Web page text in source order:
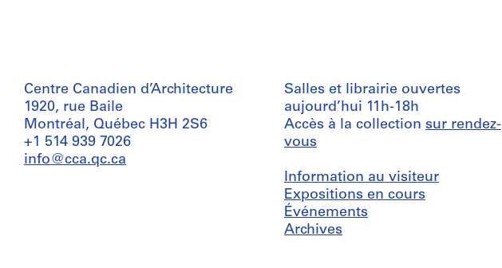
Centre Canadien d’Architecture
1920, rue Baile
Montréal, Québec H3H 2S6
+1 514 939 7026
info@cca.qc.ca
Salles et librairie ouvertes
aujourd’hui 11h-18h
Accès à la collection sur rendez-
vous
Information au visiteur
Expositions en cours
Événements
Archives